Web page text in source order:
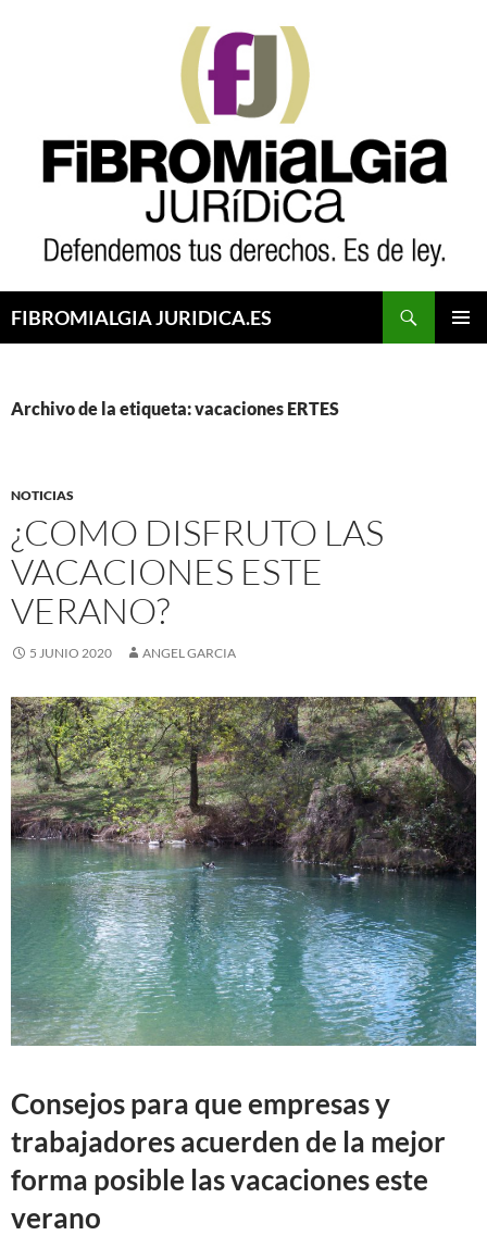
FIBROMIALGIA JURIDICA.ES
Archivo de la etiqueta: vacaciones ERTES
NOTICIAS
¿COMO DISFRUTO LAS
VACACIONES ESTE
VERANO?
5 JUNIO 2020 ANGEL GARCIA
Consejos para que empresas y
trabajadores acuerden de la mejor
forma posible las vacaciones este
verano